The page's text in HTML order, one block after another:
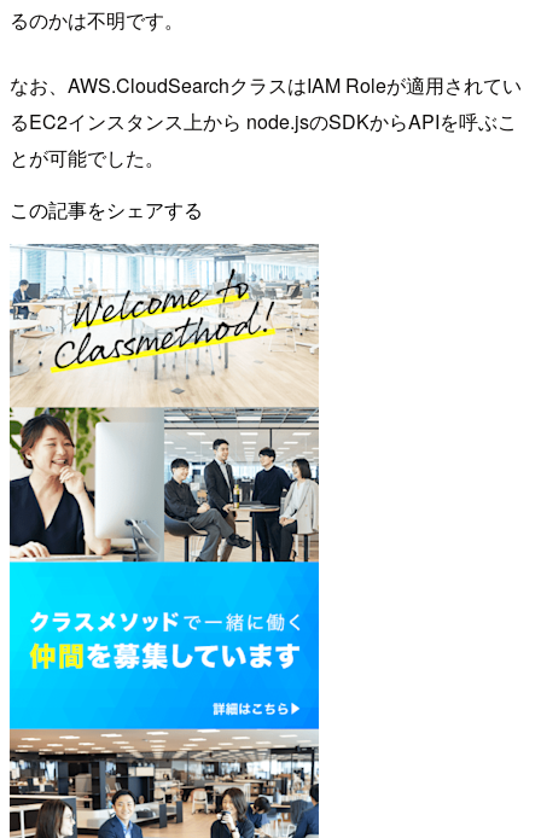
るのかは不明です。
なお、AWS.CloudSearchクラスはIAM Roleが適用されてい
るEC2インスタンス上から node.jsのSDKからAPIを呼ぶこ
とが可能でした。
この記事をシェアする